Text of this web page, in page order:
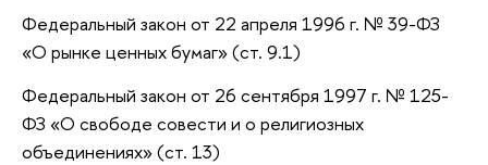
Федеральный закон от 22 апреля 1996 г. № 39-ФЗ
«О рынке ценных бумаг» (ст. 9.1)
Федеральный закон от 26 сентября 1997 г. № 125-
ФЗ «О свободе совести и о религиозных
объединениях» (ст. 13)